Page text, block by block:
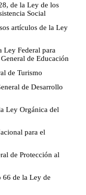
de la Ley de los
Social
artículos de la Ley
Ley Federal para
de Educación
de Turismo
de Desarrollo
Ley Orgánica del
para el
de Protección al
66 de la Ley de